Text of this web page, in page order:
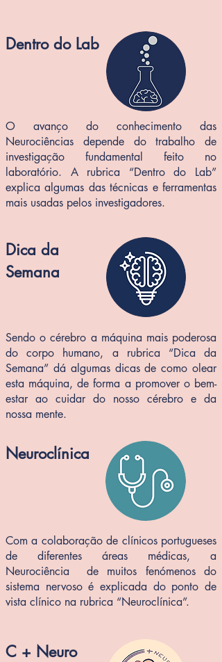
Dentro do Lab
O avanço do conhecimento das
Neurociências depende do trabalho de
investigação fundamental feito no
laboratório. A rubrica “Dentro do Lab”
explica algumas das técnicas e ferramentas
mais usadas pelos investigadores.
Dica da
Semana
Sendo o cérebro a máquina mais poderosa
do corpo humano, a rubrica “Dica da
Semana” dá algumas dicas de como olear
esta máquina, de forma a promover o bem-
estar ao cuidar do nosso cérebro e da
nossa mente.
Neuroclínica
Com a colaboração de clínicos portugueses
de diferentes áreas médicas, a
Neurociência de muitos fenómenos do
sistema nervoso é explicada do ponto de
vista clínico na rubrica “Neuroclínica”.
C + Neuro